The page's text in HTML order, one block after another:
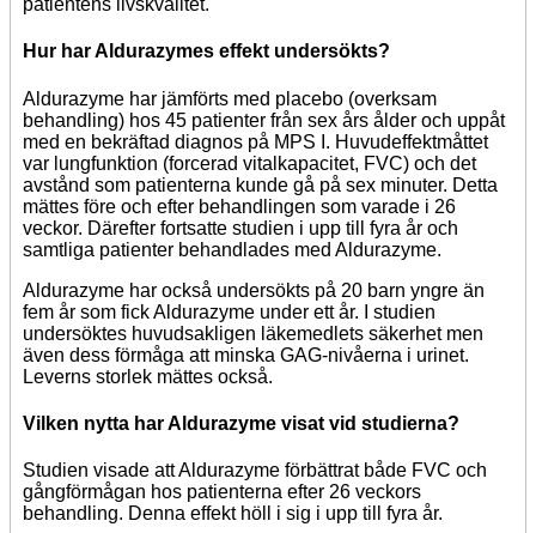
patientens livskvalitet.
Hur har Aldurazymes effekt undersökts?
Aldurazyme har jämförts med placebo (overksam
behandling) hos 45 patienter från sex års ålder och uppåt
med en bekräftad diagnos på MPS I. Huvudeffektmåttet
var lungfunktion (forcerad vitalkapacitet, FVC) och det
avstånd som patienterna kunde gå på sex minuter. Detta
mättes före och efter behandlingen som varade i 26
veckor. Därefter fortsatte studien i upp till fyra år och
samtliga patienter behandlades med Aldurazyme.
Aldurazyme har också undersökts på 20 barn yngre än
fem år som fick Aldurazyme under ett år. I studien
undersöktes huvudsakligen läkemedlets säkerhet men
även dess förmåga att minska GAG-nivåerna i urinet.
Leverns storlek mättes också.
Vilken nytta har Aldurazyme visat vid studierna?
Studien visade att Aldurazyme förbättrat både FVC och
gångförmågan hos patienterna efter 26 veckors
behandling. Denna effekt höll i sig i upp till fyra år.